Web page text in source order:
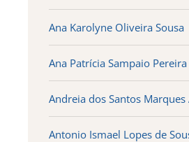
Ana Karolyne Oliveira Sousa
Ana Patrícia Sampaio Pereira
Andreia dos Santos
Antonio Ismael Lopes de